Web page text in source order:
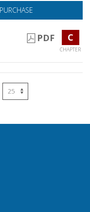
PURCHASE
PDF C
CHAPTER